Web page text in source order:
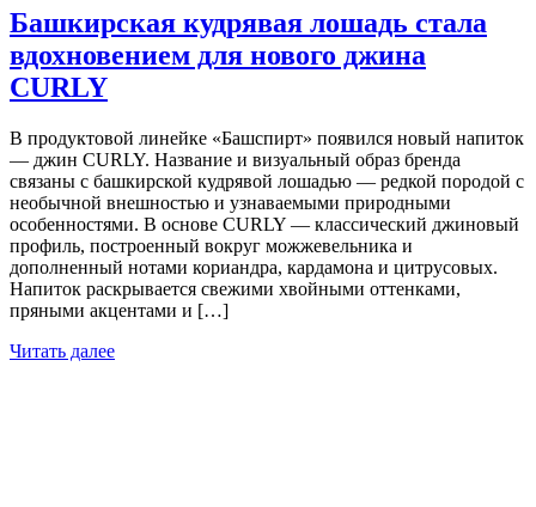
Башкирская кудрявая лошадь стала
вдохновением для нового джина
CURLY
В продуктовой линейке «Башспирт» появился новый напиток
— джин CURLY. Название и визуальный образ бренда
связаны с башкирской кудрявой лошадью — редкой породой с
необычной внешностью и узнаваемыми природными
особенностями. В основе CURLY — классический джиновый
профиль, построенный вокруг можжевельника и
дополненный нотами кориандра, кардамона и цитрусовых.
Напиток раскрывается свежими хвойными оттенками,
пряными акцентами и […]
Читать далее